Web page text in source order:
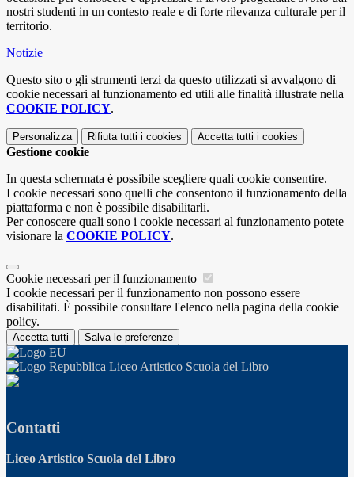
nostri studenti in un contesto reale e di forte rilevanza culturale per il
territorio.
Notizie
Questo sito o gli strumenti terzi da questo utilizzati si avvalgono di
cookie necessari al funzionamento ed utili alle finalità illustrate nella
COOKIE POLICY.
Personalizza Rifiuta tutti i cookies Accetta tutti i cookies
Gestione cookie
In questa schermata è possibile scegliere quali cookie consentire.
I cookie necessari sono quelli che consentono il funzionamento della
piattaforma e non è possibile disabilitarli.
Per conoscere quali sono i cookie necessari al funzionamento potete
visionare la COOKIE POLICY.
Cookie necessari per il funzionamento
I cookie necessari per il funzionamento non possono essere
disabilitati. È possibile consultare l'elenco nella pagina della cookie
policy.
Accetta tutti Salva le preferenze
Liceo Artistico Scuola del Libro
Contatti
Liceo Artistico Scuola del Libro